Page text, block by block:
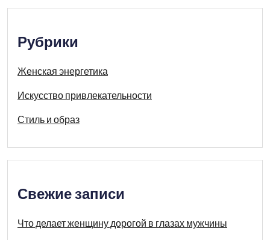
Рубрики
Женская энергетика
Искусство привлекательности
Стиль и образ
Свежие записи
Что делает женщину дорогой в глазах мужчины